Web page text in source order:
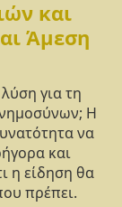
και
Άμεση
για τη
Η
να
και
η είδηση θα
πρέπει.